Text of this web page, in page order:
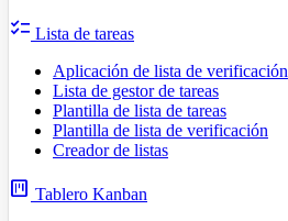
checklist Lista de tareas
Aplicación de lista de verificación
Lista de gestor de tareas
Plantilla de lista de tareas
Plantilla de lista de verificación
Creador de listas
view_kanban Tablero Kanban